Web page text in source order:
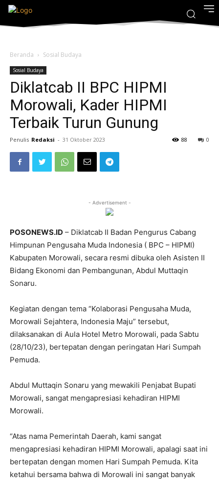
Beranda Sosial Budaya
Sosial Budaya
Diklatcab II BPC HIPMI
Morowali, Kader HIPMI
Terbaik Turun Gunung
Penulis Redaksi - 31 Oktober 2023 0
88
- Advertisement -
POSONEWS.ID – Diklatcab II Badan Pengurus Cabang
Himpunan Pengusaha Muda Indonesia ( BPC – HIPMI)
Kabupaten Morowali, secara resmi dibuka oleh Asisten II
Bidang Ekonomi dan Pembangunan, Abdul Muttaqin
Sonaru.
Kegiatan dengan tema “Kolaborasi Pengusaha Muda,
Morowali Sejahtera, Indonesia Maju” tersebut,
dilaksanakan di Aula Hotel Metro Morowali, pada Sabtu
(28/10/23), bertepatan dengan peringatan Hari Sumpah
Pemuda.
Abdul Muttaqin Sonaru yang mewakili Penjabat Bupati
Morowali, sangat mengapresiasi kehadiran HIPMI
Morowali.
“Atas nama Pemerintah Daerah, kami sangat
mengapresiasi kehadiran HIPMI Morowali, apalagi saat ini
bertepatan dengan momen Hari Sumpah Pemuda. Kita
ketahui bersama bahwa di Morowali ini sangat banyak